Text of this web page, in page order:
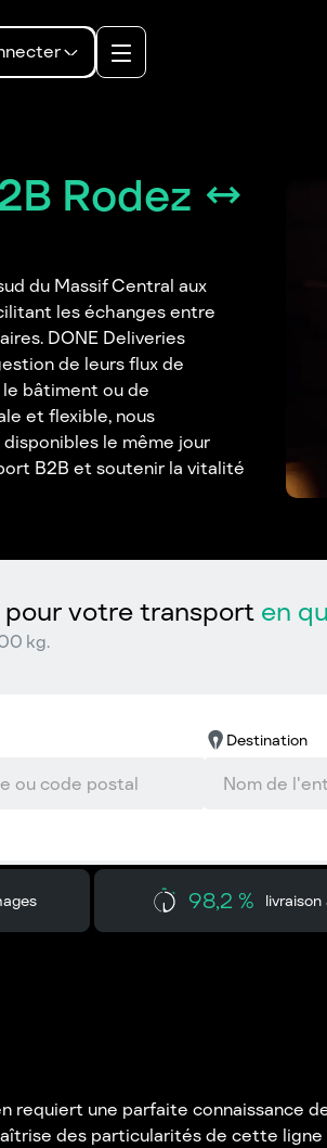
Rodez ↔
du Massif Central aux
les échanges entre
DONE Deliveries
de leurs flux de
bâtiment ou de
et flexible, nous
le même jour
B2B et soutenir la vitalité
votre transport en
kg.
Destination
98,2 %
requiert une parfaite connaissance
des particularités de cette